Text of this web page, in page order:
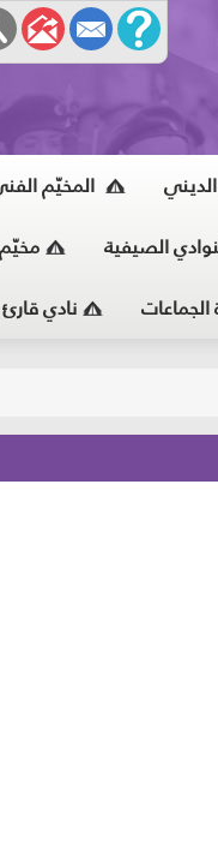
المخيّم
الصيفية
نادي قارئ